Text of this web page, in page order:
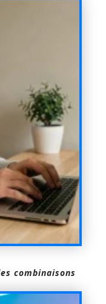
combinaisons